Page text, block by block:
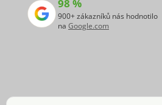
98 %
900+ zákazníků nás hodnotilo
na Google.com